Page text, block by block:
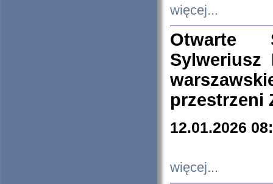
więcej...
Otwarte
Sylweriusz
przestrzeni
12.01.2026
więcej...